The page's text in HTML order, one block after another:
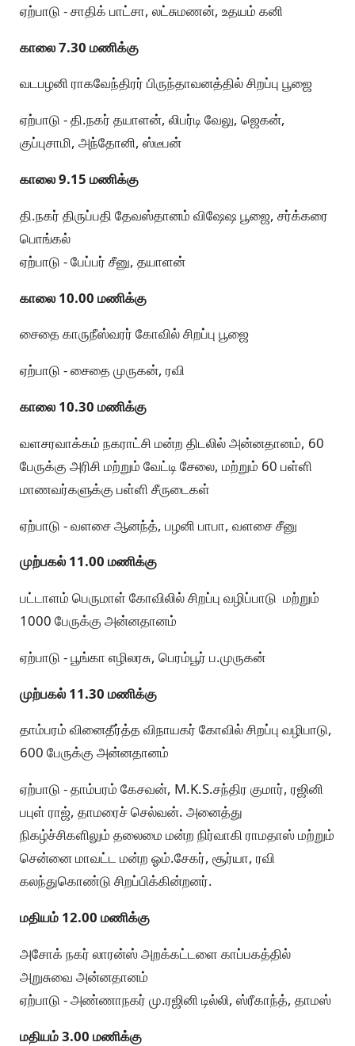
ஏற்பாடு - சாதிக் பாட்சா, லட்சுமணன், உதயம் கனி
காலை 7.30 மணிக்கு
வடபழனி ராகவேந்திரர் பிருந்தாவனத்தில் சிறப்பு பூஜை
ஏற்பாடு - தி.நகர் தயாளன், லிபர்டி வேலு, ஜெகன்,
குப்புசாமி, அந்தோனி, ஸ்டீபன்
காலை 9.15 மணிக்கு
தி.நகர் திருப்பதி தேவஸ்தானம் விஷேஷ பூஜை, சர்க்கரை
பொங்கல்
ஏற்பாடு - பேப்பர் சீனு, தயாளன்
காலை 10.00 மணிக்கு
சைதை காருநீஸ்வரர் கோவில் சிறப்பு பூஜை
ஏற்பாடு - சைதை முருகன், ரவி
காலை 10.30 மணிக்கு
வளசரவாக்கம் நகராட்சி மன்ற திடலில் அன்னதானம், 60
பேருக்கு அரிசி மற்றும் வேட்டி சேலை, மற்றும் 60 பள்ளி
மாணவர்களுக்கு பள்ளி சீருடைகள்
ஏற்பாடு - வளசை ஆனந்த், பழனி பாபா, வளசை சீனு
முற்பகல் 11.00 மணிக்கு
பட்டாளம் பெருமாள் கோவிலில் சிறப்பு வழிப்பாடு மற்றும்
1000 பேருக்கு அன்னதானம்
ஏற்பாடு - பூங்கா எழிலரசு, பெரம்பூர் ப.முருகன்
முற்பகல் 11.30 மணிக்கு
தாம்பரம் வினைதீர்த்த விநாயகர் கோவில் சிறப்பு வழிபாடு,
600 பேருக்கு அன்னதானம்
ஏற்பாடு - தாம்பரம் கேசவன், M.K.S.சந்திர குமார், ரஜினி
பபுள் ராஜ், தாமரைச் செல்வன். அனைத்து
நிகழ்ச்சிகளிலும் தலைமை மன்ற நிர்வாகி ராமதாஸ் மற்றும்
சென்னை மாவட்ட மன்ற ஓம்.சேகர், சூர்யா, ரவி
கலந்துகொண்டு சிறப்பிக்கின்றனர்.
மதியம் 12.00 மணிக்கு
அசோக் நகர் லாரன்ஸ் அறக்கட்டளை காப்பகத்தில்
அறுசுவை அன்னதானம்
ஏற்பாடு - அண்ணாநகர் மு.ரஜினி டில்லி, ஸ்ரீகாந்த், தாமஸ்
மதியம் 3.00 மணிக்கு